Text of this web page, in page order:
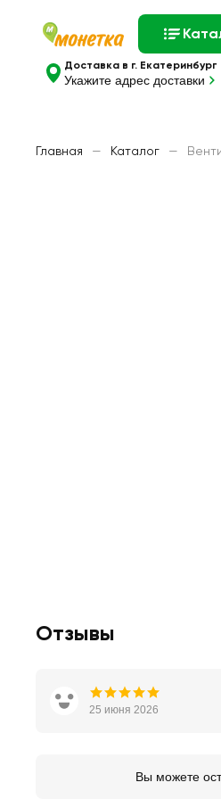
Доставка в г. Екатеринбург
Укажите адрес доставки
Главная — Каталог —
Отзывы
25 июня 2026
Вы можете